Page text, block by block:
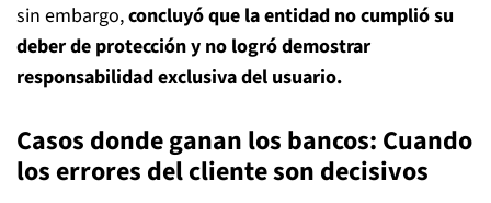
sin embargo,concluyó que la entidad no cumplió su
deber de protección y no logró demostrar
responsabilidad exclusiva del usuario.
Casos donde ganan los bancos: Cuando
los errores del cliente son decisivos